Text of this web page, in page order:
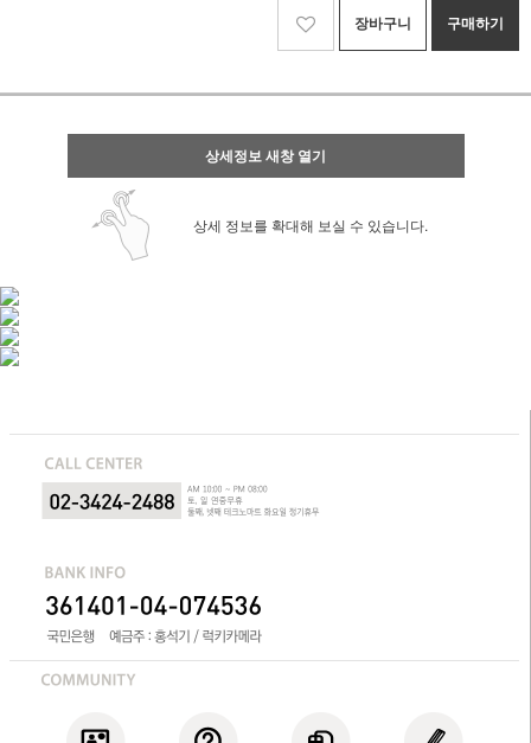
장바구니 구매하기
상세정보 새창 열기
상세 정보를 확대해 보실 수 있습니다.